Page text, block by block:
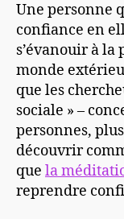
Une personne
confiance en
s’évanouir à
monde
que les
sociale » –
personnes,
découvrir
que la
reprendre